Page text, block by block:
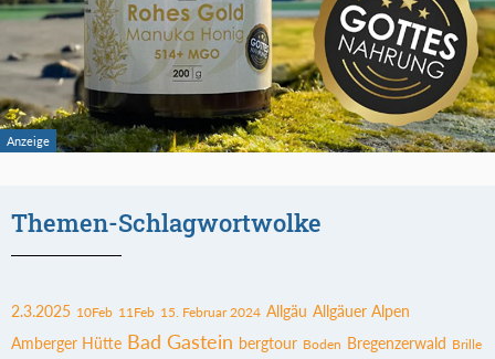
Themen-Schlagwortwolke
2.3.2025 10Feb 11Feb 15. Februar 2024 Allgäu Allgäuer Alpen
Amberger Hütte Bad Gastein bergtour Boden Bregenzerwald Brille